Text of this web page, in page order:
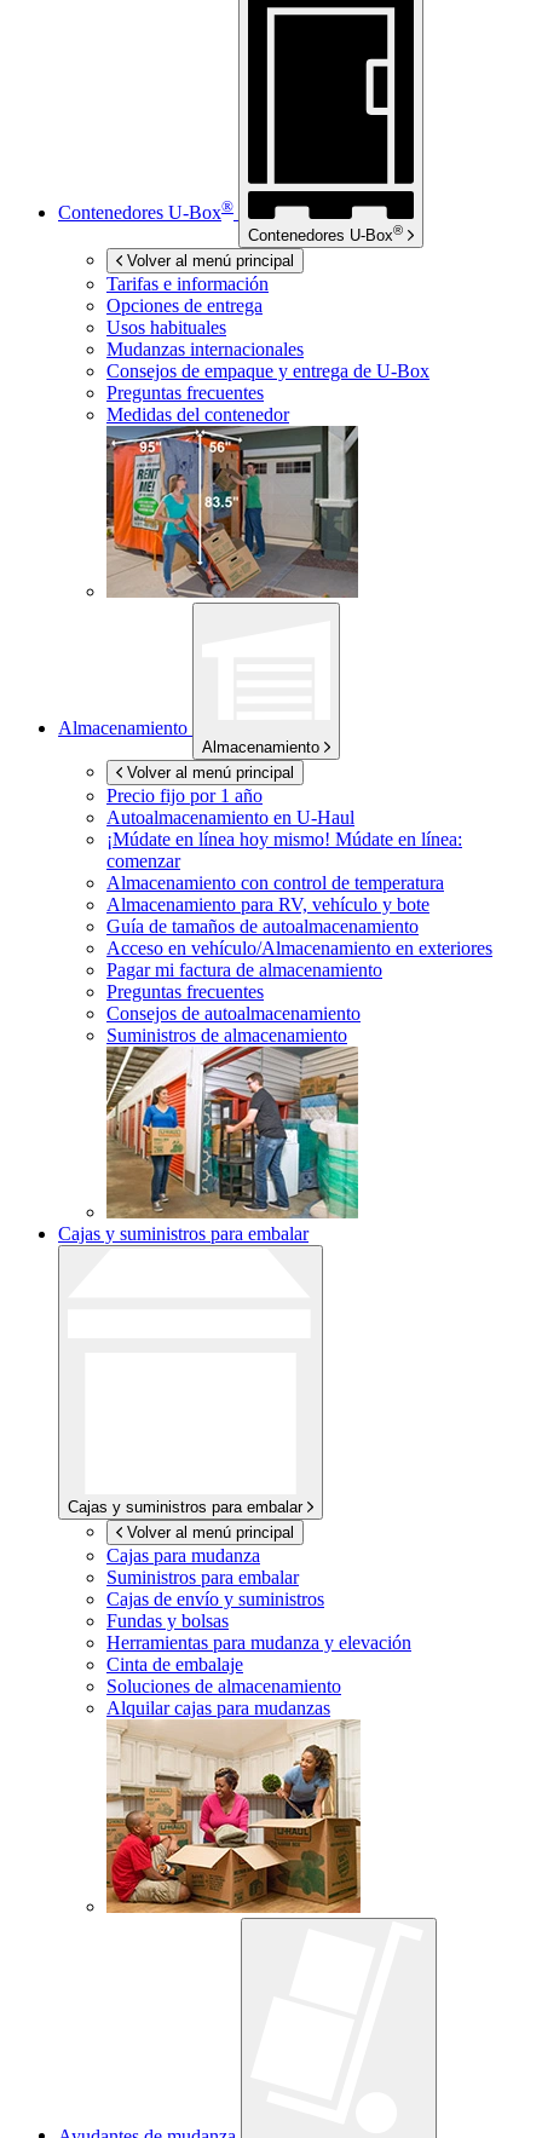
Contenedores U-Box®
Contenedores U-Box®
Volver al menú principal
Tarifas e información
Opciones de entrega
Usos habituales
Mudanzas internacionales
Consejos de empaque y entrega de U-Box
Preguntas frecuentes
Medidas del contenedor
Almacenamiento
Almacenamiento
Volver al menú principal
Precio fijo por 1 año
Autoalmacenamiento en U-Haul
¡Múdate en línea hoy mismo! Múdate en línea:
comenzar
Almacenamiento con control de temperatura
Almacenamiento para RV, vehículo y bote
Guía de tamaños de autoalmacenamiento
Acceso en vehículo/Almacenamiento en exteriores
Pagar mi factura de almacenamiento
Preguntas frecuentes
Consejos de autoalmacenamiento
Suministros de almacenamiento
Cajas y suministros para embalar
Cajas y suministros para embalar
Volver al menú principal
Cajas para mudanza
Suministros para embalar
Cajas de envío y suministros
Fundas y bolsas
Herramientas para mudanza y elevación
Cinta de embalaje
Soluciones de almacenamiento
Alquilar cajas para mudanzas